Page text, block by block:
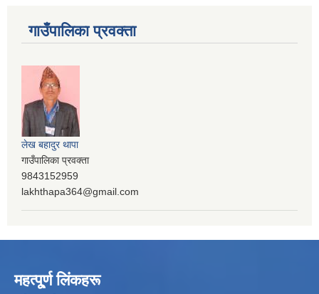
गाउँपालिका प्रवक्ता
लेख बहादुर थापा
गाउँपालिका प्रवक्ता
9843152959
lakhthapa364@gmail.com
महत्पू्र्ण लिंकहरू